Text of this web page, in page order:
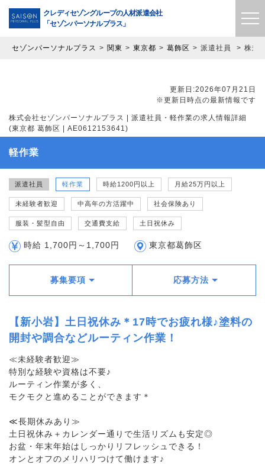
クレディセゾングループの人材派遣会社
「セゾンパーソナルプラス」
セゾンパーソナルプラス 関東 東京都 葛飾区 派遣社員 株式
更新日:2026年07月21日
※更新日時点の最新情報です
株式会社セゾンパーソナルプラス | 派遣社員・軽作業の求人情報詳細
(東京都 葛飾区 | AE0612153641)
軽作業
派遣社員 軽作業 時給1200円以上 月給25万円以上
未経験者歓迎 中高年の方活躍中 社会保険あり
服装・髪型自由 交通費支給 土日祝休み
時給 1,700円～1,700円 東京都葛飾区
募集要項 応募方法
【新小岩】土日祝休み＊17時でお疲れ様♪塗料の
開封や調合などルーティン作業！
≪未経験者歓迎≫
特別な経験や資格は不要♪
ルーティン作業が多く、
モクモクと進めることができます＊
≪長期休みあり≫
土日祝休み＋カレンダー通りで生活リズムも安定◎
お盆・年末年始はしっかりリフレッシュできる！
オンとオフのメリハリつけて働けます♪